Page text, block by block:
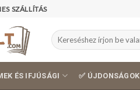
SZÁLLÍTÁS
Keresés
a
ÉS IFJÚSÁGI ✅ ÚJDONSÁGOK